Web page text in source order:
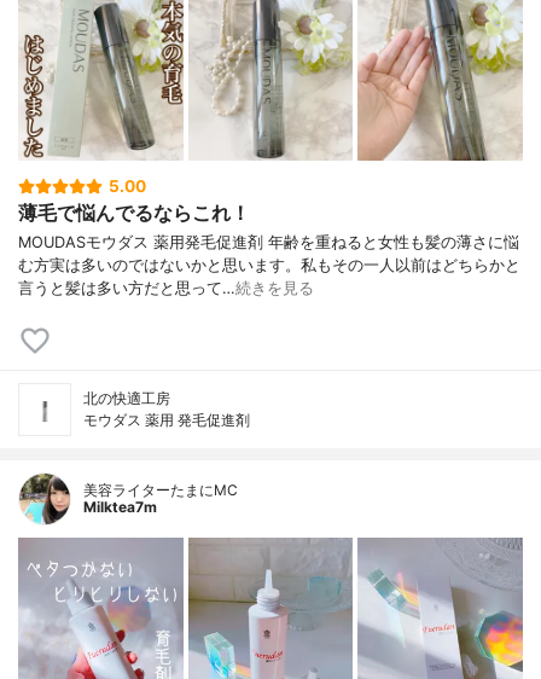
5.00
薄毛で悩んでるならこれ！
MOUDASモウダス 薬用発毛促進剤 年齢を重ねると女性も髪の薄さに悩
む方実は多いのではないかと思います。私もその一人以前はどちらかと
言うと髪は多い方だと思って…続きを見る
北の快適工房
モウダス 薬用 発毛促進剤
美容ライターたまにMC
Milktea7m